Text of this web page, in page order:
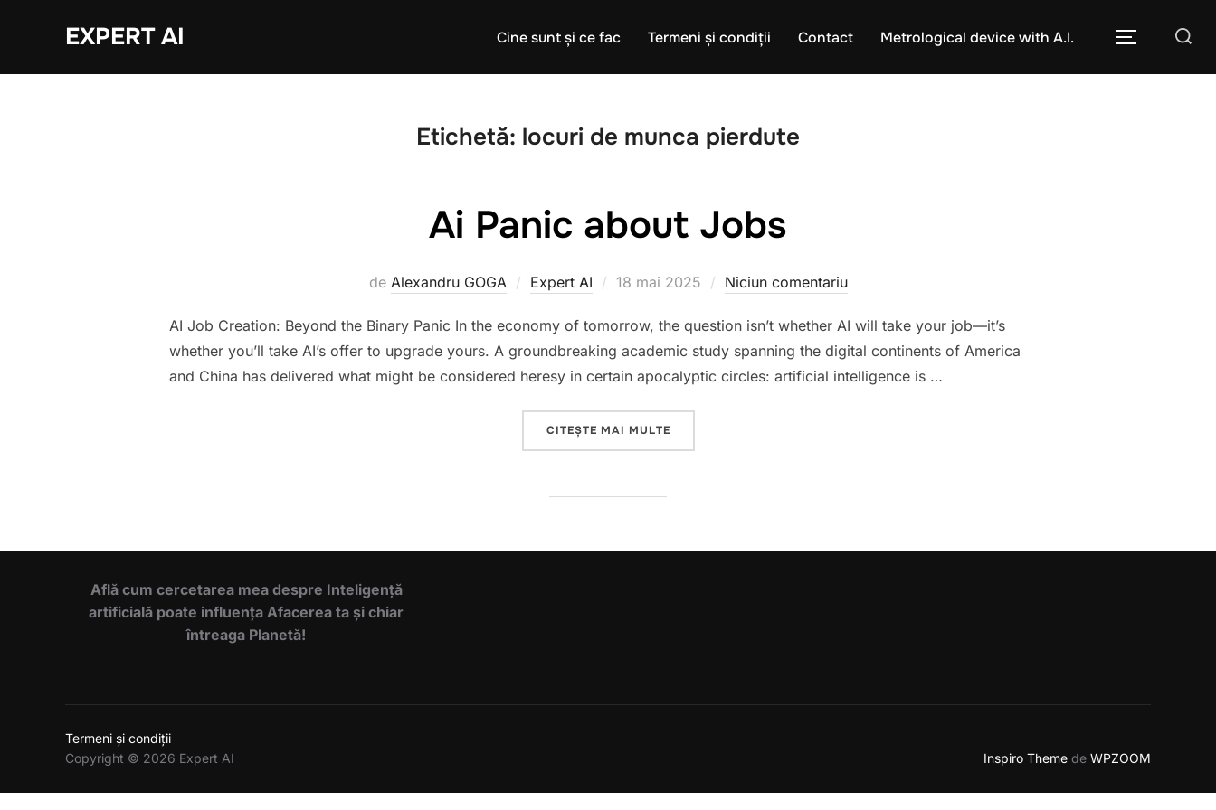
EXPERT AI Cine sunt și ce fac Termeni și condiții Contact Metrological device with A.I.
Caută COMUTĂ
Etichetă: locuri de munca pierdute
Ai Panic about Jobs
de Alexandru GOGA Expert AI
Publicat
18 mai 2025 Niciun comentariu
AI Job Creation: Beyond the Binary Panic In the economy of tomorrow, the question isn’t whether AI will take your job—it’s
whether you’ll take AI’s offer to upgrade yours. A groundbreaking academic study spanning the digital continents of America
and China has delivered what might be considered heresy in certain apocalyptic circles: artificial intelligence is …
CITEȘTE MAI MULTE„AI PANIC ABOUT JOBS”
Află cum cercetarea mea despre Inteligență
artificială poate influența Afacerea ta și chiar
întreaga Planetă!
Termeni și condiții
Copyright © 2026 Expert AI
Inspiro Theme de WPZOOM